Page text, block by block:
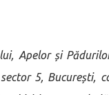
Apelor și
5, București,